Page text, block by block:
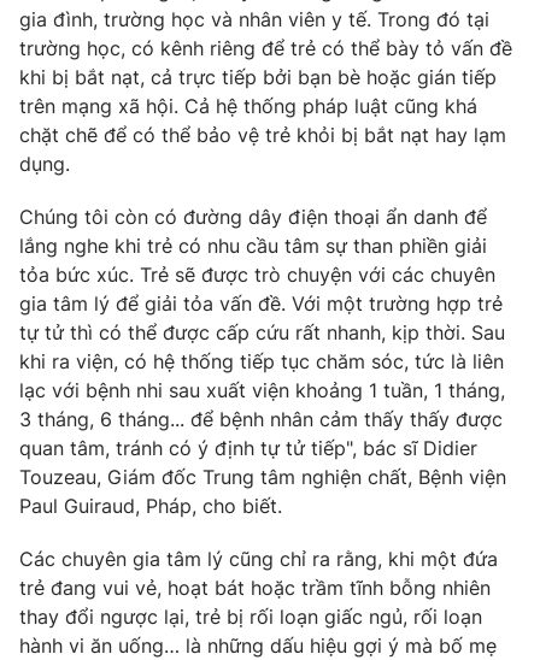
gia đình, trường học và nhân viên y tế. Trong đó tại
trường học, có kênh riêng để trẻ có thể bày tỏ vấn đề
khi bị bắt nạt, cả trực tiếp bởi bạn bè hoặc gián tiếp
trên mạng xã hội. Cả hệ thống pháp luật cũng khá
chặt chẽ để có thể bảo vệ trẻ khỏi bị bắt nạt hay lạm
dụng.
Chúng tôi còn có đường dây điện thoại ẩn danh để
lắng nghe khi trẻ có nhu cầu tâm sự than phiền giải
tỏa bức xúc. Trẻ sẽ được trò chuyện với các chuyên
gia tâm lý để giải tỏa vấn đề. Với một trường hợp trẻ
tự tử thì có thể được cấp cứu rất nhanh, kịp thời. Sau
khi ra viện, có hệ thống tiếp tục chăm sóc, tức là liên
lạc với bệnh nhi sau xuất viện khoảng 1 tuần, 1 tháng,
3 tháng, 6 tháng... để bệnh nhân cảm thấy thấy được
quan tâm, tránh có ý định tự tử tiếp", bác sĩ Didier
Touzeau, Giám đốc Trung tâm nghiện chất, Bệnh viện
Paul Guiraud, Pháp, cho biết.
Các chuyên gia tâm lý cũng chỉ ra rằng, khi một đứa
trẻ đang vui vẻ, hoạt bát hoặc trầm tĩnh bỗng nhiên
thay đổi ngược lại, trẻ bị rối loạn giấc ngủ, rối loạn
hành vi ăn uống… là những dấu hiệu gợi ý mà bố mẹ